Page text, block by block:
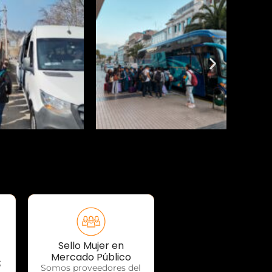
Sello Mujer en
Mercado Público
Somos proveedores del
OTP Servicios